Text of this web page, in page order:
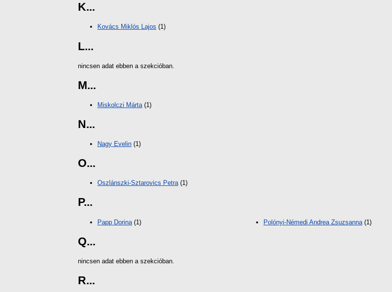
K...
Kovács Miklós Lajos (1)
L...
nincsen adat ebben a szekcióban.
M...
Miskolczi Márta (1)
N...
Nagy Evelin (1)
O...
Oszlánszki-Sztarovics Petra(1)
P...
Papp Dorina (1) Polónyi-Némedi Andrea Zsuzsanna (1)
Q...
nincsen adat ebben a szekcióban.
R...